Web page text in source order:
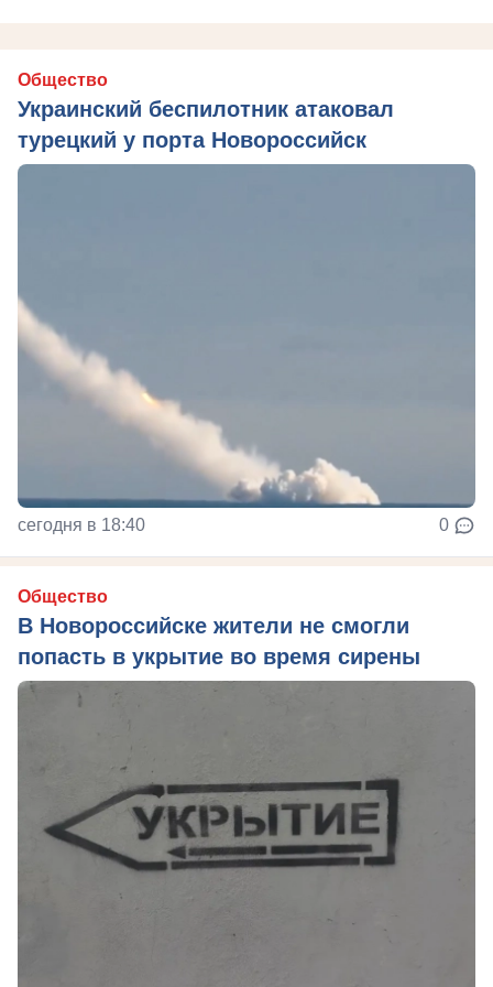
Общество
Украинский беспилотник атаковал
турецкий у порта Новороссийск
сегодня в 18:40 0
Общество
В Новороссийске жители не смогли
попасть в укрытие во время сирены